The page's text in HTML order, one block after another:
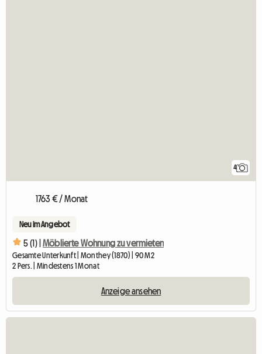
4
1763 € / Monat
Neu im Angebot
5 (1) | Möblierte Wohnung zu vermieten
Gesamte Unterkunft | Monthey (1870) | 90 M2
2 Pers. | Mindestens 1 Monat
Anzeige ansehen